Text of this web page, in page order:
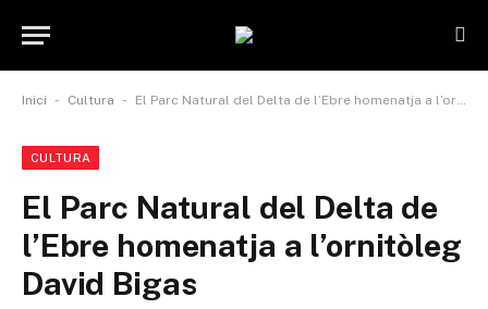
Inici - Cultura - El Parc Natural del Delta de l’Ebre homenatja a l’ornitòleg David Bigas
CULTURA
El Parc Natural del Delta de
l’Ebre homenatja a l’ornitòleg
David Bigas